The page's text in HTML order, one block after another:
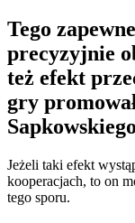
Tego
precyzyjnie
też efekt
gry
Jeżeli taki efekt
kooperacjach, to on
tego sporu.